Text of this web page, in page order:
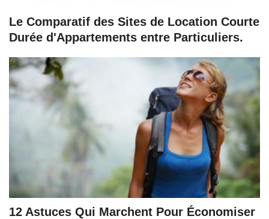
Le Comparatif des Sites de Location Courte
Durée d'Appartements entre Particuliers.
12 Astuces Qui Marchent Pour Économiser